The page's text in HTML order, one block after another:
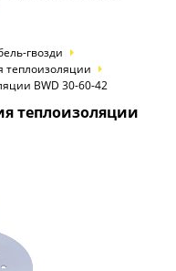
гвозди
теплоизоляции
BWD 30-60-42
теплоизоляции